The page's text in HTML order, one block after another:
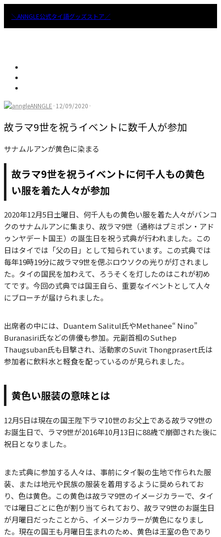
＼ANNGLE公式タイ語グッズストア／
ANNGLE · 12/09/2020 ·
故ラマ9世を祝うイベントに数千人が参加
サナムルアンが黄色に染まる
故ラマ9世を祝うイベントに何千人もの黄色
い服を着た人々が参加
2020年12月5日土曜日、何千人もの黄色い服を着た人々がバンコ
クのサナムルアンに集まり、故ラマ9世（通称はプミポン・アド
ゥンヤデート国王）の誕生日を祝う式典が行われました。この
日はタイでは「父の日」として知られています。この式典では
毎年19時19分に故ラマ9世を偲ぶロウソクの光りが灯されまし
た。タイの国民を加わえて、ろうそくを灯したのはこれが初め
てです。今回の式典では国王自ら、重要なイベントとして人々
にブローチが届けられました。
出席者の中には、Duantem Salitul氏やMethanee“ Nino”
Buranasiri氏などの俳優も参加。元副首相のSuthep
Thaugsuban氏も目撃され、活動家のSuvit Thongprasert氏は
参加者に飲料水と軽食を配っているのが見られました。
黄色い服装の意味とは
12月5日は現在の国王陛下ラマ10世のお父上である故ラマ9世の
お誕生日で、ラマ9世が2016年10月13日に88歳で崩御された後に
祝日となりました。
また式典に参加する人々は、事前にタイ製の生地で作られた服
装、または地元や民族の服装を着用するように奨められてお
り、色は黄色。この黄色は故ラマ9世のイメージカラーで、タイ
では曜日ごとに色が割り当てられており、故ラマ9世のお誕生日
が月曜日だったことから、イメージカラーが黄色になりまし
た。現在の国王も月曜日生まれのため、黄色は王室の色であり